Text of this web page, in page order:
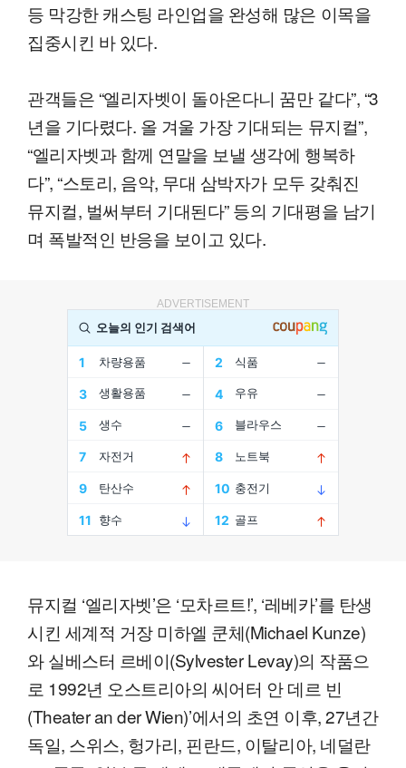
등 막강한 캐스팅 라인업을 완성해 많은 이목을
집중시킨 바 있다.
관객들은 “엘리자벳이 돌아온다니 꿈만 같다”, “3
년을 기다렸다. 올 겨울 가장 기대되는 뮤지컬”,
“엘리자벳과 함께 연말을 보낼 생각에 행복하
다”, “스토리, 음악, 무대 삼박자가 모두 갖춰진
뮤지컬, 벌써부터 기대된다” 등의 기대평을 남기
며 폭발적인 반응을 보이고 있다.
ADVERTISEMENT
뮤지컬 ‘엘리자벳’은 ‘모차르트!’, ‘레베카’를 탄생
시킨 세계적 거장 미하엘 쿤체(Michael Kunze)
와 실베스터 르베이(Sylvester Levay)의 작품으
로 1992년 오스트리아의 씨어터 안 데르 빈
(Theater an der Wien)’에서의 초연 이후, 27년간
독일, 스위스, 헝가리, 핀란드, 이탈리아, 네덜란